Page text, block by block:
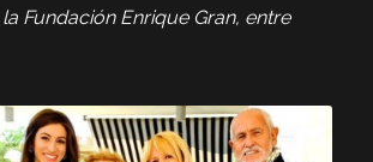
Fundación Enrique Gran, entre